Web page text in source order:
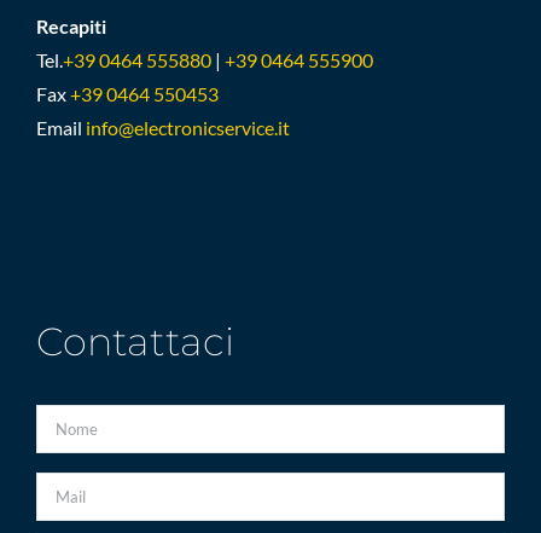
Recapiti
Tel.+39 0464 555880 | +39 0464 555900
Fax+39 0464 550453
Email info@electronicservice.it
Contattaci